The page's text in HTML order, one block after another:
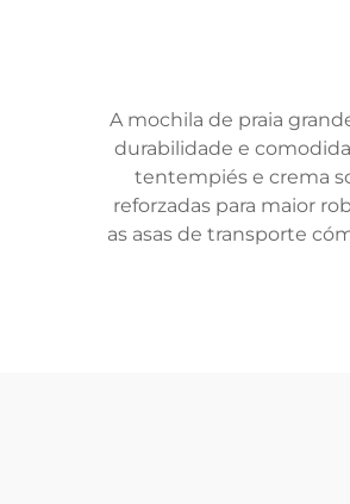
A mochila de praia
durabilidade e
tentempiés e crema
reforzadas para maior
as asas de transporte